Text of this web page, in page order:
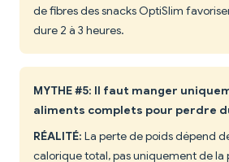
de fibres des snacks OptiSlim
dure 2 à 3 heures.
MYTHE #5: Il faut manger
aliments complets pour perdre
RÉALITÉ: La perte de poids dépend
calorique total, pas uniquement de la